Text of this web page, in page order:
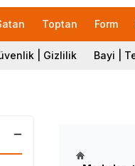
Toptan Form
| Gizlilik Bayi |